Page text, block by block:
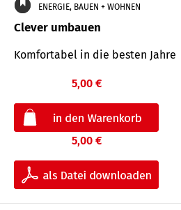
ENERGIE, BAUEN + WOHNEN
Clever umbauen
Komfortabel in die besten Jahre
5,00 €
5,00 €